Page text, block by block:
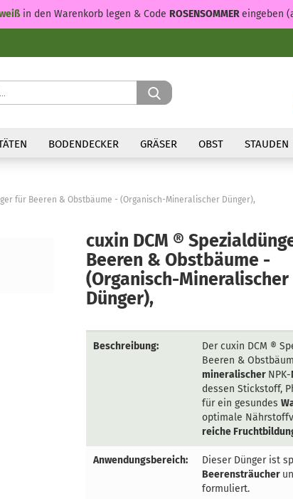
Suche...
in den Warenkorb legen & Code ROSENSOMMEReingeben
BODENDECKER GRÄSER OBST STAUDEN
für Beeren & Obstbäume - (Organisch-Mineralischer Dünger),
cuxin DCM ®
Beeren & Obstbäume -
(Organisch-Mineralischer
Dünger),
Beschreibung: Der cuxin DCM ®
Beeren &
mineralischer NPK-
dessen Stickstoff,
für ein gesundes
optimale
reiche
Anwendungsbereich:
Dieser Dünger ist
Beerensträucher
formuliert.